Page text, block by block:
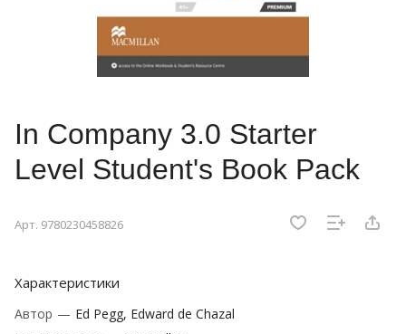
In Company 3.0 Starter
Level Student's Book Pack
Арт. 9780230458826
Характеристики
Автор — Ed Pegg, Edward de Chazal